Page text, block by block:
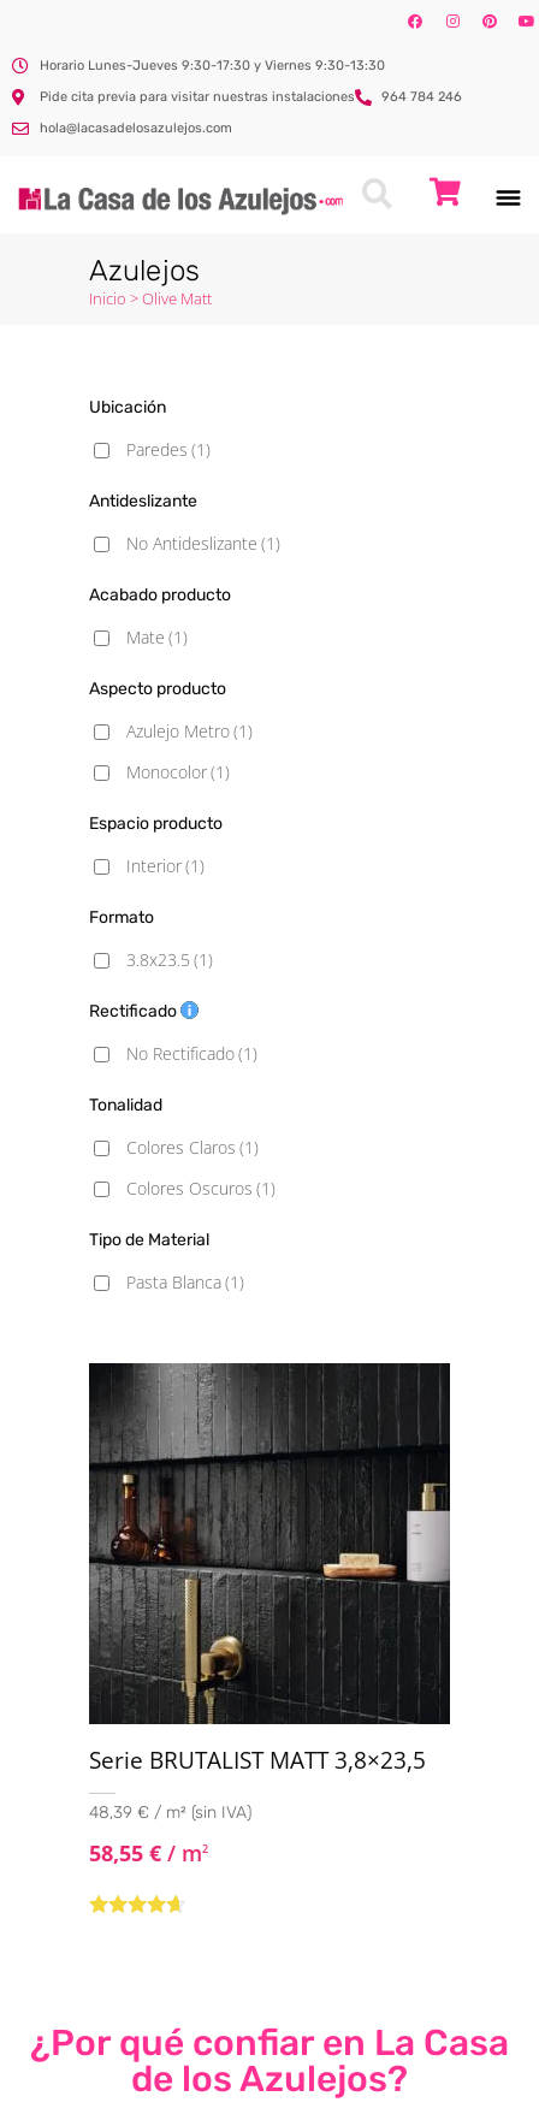
Horario Lunes-Jueves 9:30-17:30 y Viernes 9:30-13:30
Pide cita previa para visitar nuestras instalaciones
964 784 246
hola@lacasadelosazulejos.com
Azulejos
Inicio >Olive Matt
Ubicación
Paredes (1)
Antideslizante
No Antideslizante (1)
Acabado producto
Mate (1)
Aspecto producto
Azulejo Metro(1)
Monocolor(1)
Espacio producto
Interior(1)
Formato
3.8x23.5 (1)
Rectificado
No Rectificado(1)
Tonalidad
Colores Claros (1)
Colores Oscuros (1)
Tipo de Material
Pasta Blanca(1)
Serie BRUTALIST MATT 3,8×23,5
48,39 € / m² (sin IVA)
58,55 € / m2
¿Por qué confiar en La Casa
de los Azulejos?